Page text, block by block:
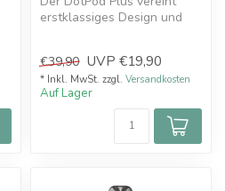
erstklassiges Design und
€39,90 UVP €19,90
* Inkl. MwSt. zzgl. Versandkosten
Auf Lager